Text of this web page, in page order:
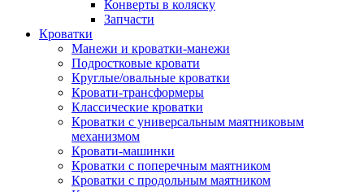
Конверты в коляску
Запчасти
Кроватки
Манежи и кроватки-манежи
Подростковые кровати
Круглые/овальные кроватки
Кровати-трансформеры
Классические кроватки
Кроватки с универсальным маятниковым
механизмом
Кровати-машинки
Кроватки с поперечным маятником
Кроватки с продольным маятником